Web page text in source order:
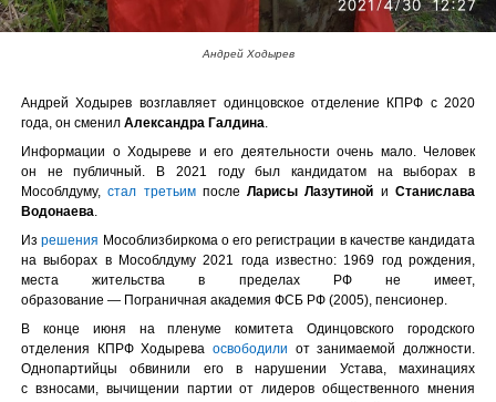
Андрей Ходырев
Андрей Ходырев возглавляет одинцовское отделение КПРФ с 2020
года, он сменил Александра Галдина.
Информации о Ходыреве и его деятельности очень мало. Человек
он не публичный. В 2021 году был кандидатом на выборах в
Мособлдуму,стал третьимпослеЛарисы Лазутиной иСтанислава
Водонаева.
Изрешения Мособлизбиркома о его регистрации в качестве кандидата
на выборах в Мособлдуму 2021 года известно: 1969 год рождения,
места жительства в пределах РФ не имеет,
образование — Пограничная академия ФСБ РФ (2005), пенсионер.
В конце июня на пленуме комитета Одинцовского городского
отделения КПРФ Ходырева освободили от занимаемой должности.
Однопартийцы обвинили его в нарушении Устава, махинациях
с взносами, вычищении партии от лидеров общественного мнения